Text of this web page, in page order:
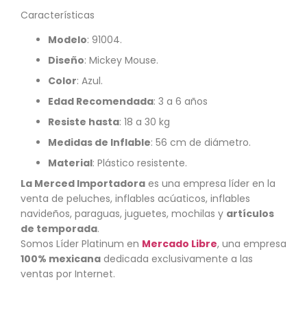
Características
Modelo: 91004.
Diseño: Mickey Mouse.
Color: Azul.
Edad Recomendada: 3 a 6 años
Resiste hasta: 18 a 30 kg
Medidas de Inflable: 56 cm de diámetro.
Material: Plástico resistente.
La Merced Importadora es una empresa líder en la
venta de peluches, inflables acúaticos, inflables
navideños, paraguas, juguetes, mochilas y artículos
de temporada.
Somos Líder Platinum en Mercado Libre, una empresa
100% mexicana dedicada exclusivamente a las
ventas por Internet.